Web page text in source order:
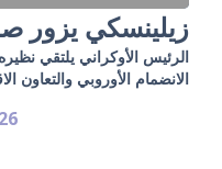
زيلينسكي يزور
الرئيس الأوكراني يلتقي
الانضمام الأوروبي والتعاون